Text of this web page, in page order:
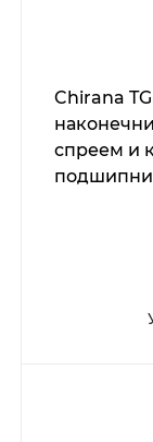
Chirana
спреем и